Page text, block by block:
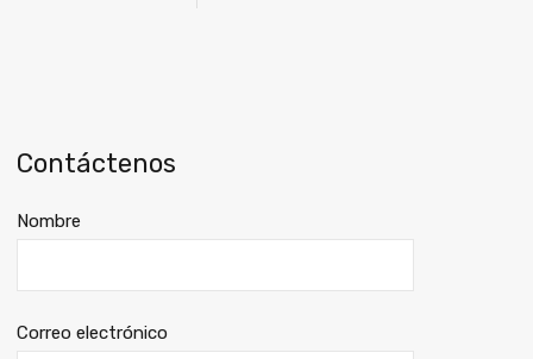
Contáctenos
Nombre
Correo electrónico